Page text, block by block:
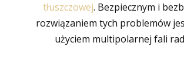
tłuszczowej. Bezpiecznym i
rozwiązaniem tych problemów
użyciem multipolarnej fali